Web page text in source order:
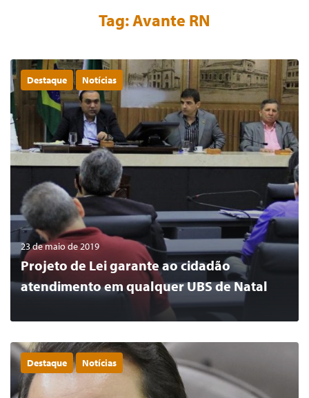
Tag:Avante RN
Destaque Notícias
23 de maio de 2019
Projeto de Lei garante ao cidadão
atendimento em qualquer UBS de Natal
Destaque Notícias